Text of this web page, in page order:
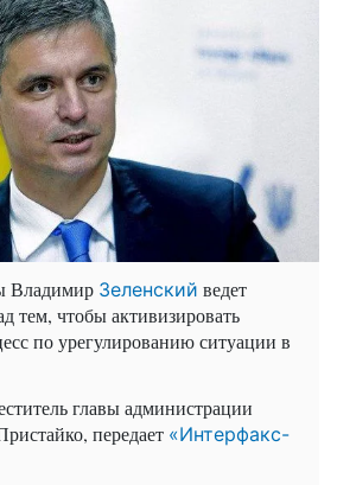
Владимир Зеленский ведет
тем, чтобы активизировать
по урегулированию ситуации в
главы администрации
передает «Интерфакс-